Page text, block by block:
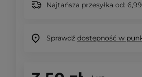
Najtańsza przesyłka od: 6,99
Sprawdź dostępność w